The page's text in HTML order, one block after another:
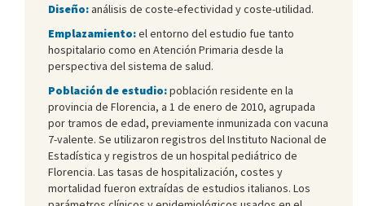
Diseño:análisis de coste-efectividad y coste-utilidad.
Emplazamiento:el entorno del estudio fue tanto
hospitalario como en Atención Primaria desde la
perspectiva del sistema de salud.
Población de estudio:población residente en la
provincia de Florencia, a 1 de enero de 2010, agrupada
por tramos de edad, previamente inmunizada con vacuna
7-valente. Se utilizaron registros del Instituto Nacional de
Estadística y registros de un hospital pediátrico de
Florencia. Las tasas de hospitalización, costes y
mortalidad fueron extraídas de estudios italianos. Los